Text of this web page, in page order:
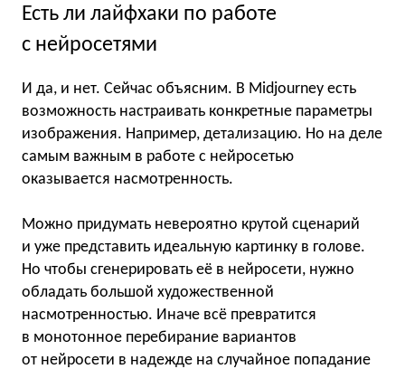
Есть ли лайфхаки по работе
с нейросетями
И да, и нет. Сейчас объясним. В Midjourney есть
возможность настраивать конкретные параметры
изображения. Например, детализацию. Но на деле
самым важным в работе с нейросетью
оказывается насмотренность.
Можно придумать невероятно крутой сценарий
и уже представить идеальную картинку в голове.
Но чтобы сгенерировать её в нейросети, нужно
обладать большой художественной
насмотренностью. Иначе всё превратится
в монотонное перебирание вариантов
от нейросети в надежде на случайное попадание